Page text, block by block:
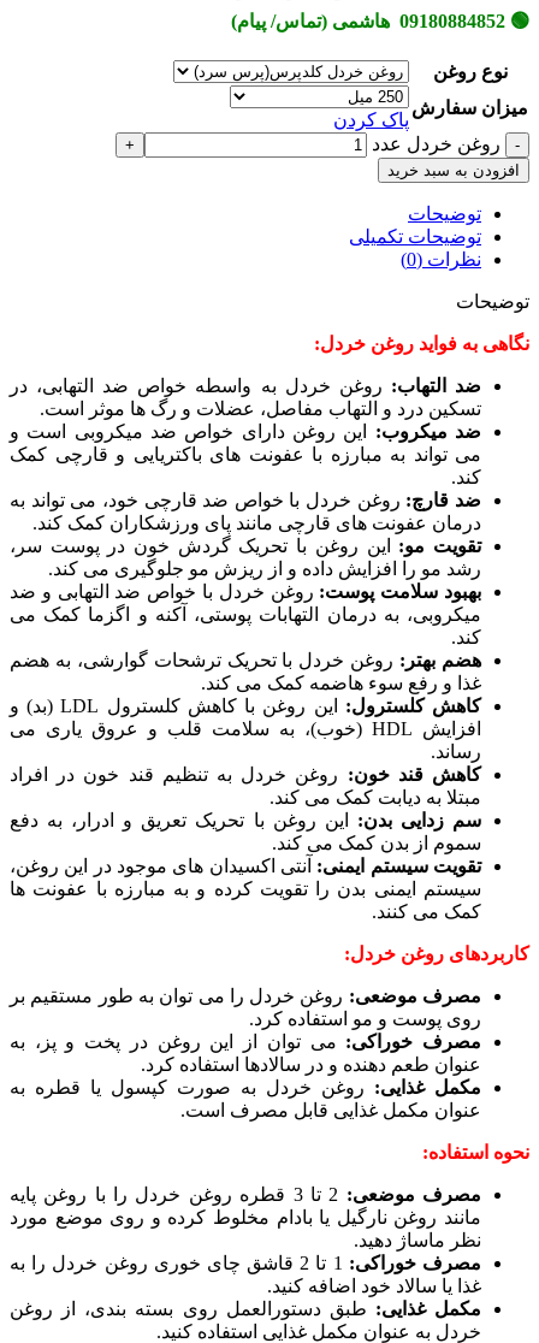
🟢 09180884852 هاشمی (تماس/ پیام)
نوع روغن
میزان سفارش
پاک کردن
روغن خردل عدد
افزودن به سبد خرید
توضیحات
توضیحات تکمیلی
نظرات (0)
توضیحات
نگاهی به فواید روغن خردل:
ضد التهاب: روغن خردل به واسطه خواص ضد التهابی، در
تسکین درد و التهاب مفاصل، عضلات و رگ ها موثر است.
ضد میکروب: این روغن دارای خواص ضد میکروبی است و
می تواند به مبارزه با عفونت های باکتریایی و قارچی کمک
کند.
ضد قارچ: روغن خردل با خواص ضد قارچی خود، می تواند به
درمان عفونت های قارچی مانند پای ورزشکاران کمک کند.
تقویت مو: این روغن با تحریک گردش خون در پوست سر،
رشد مو را افزایش داده و از ریزش مو جلوگیری می کند.
بهبود سلامت پوست: روغن خردل با خواص ضد التهابی و ضد
میکروبی، به درمان التهابات پوستی، آکنه و اگزما کمک می
کند.
هضم بهتر: روغن خردل با تحریک ترشحات گوارشی، به هضم
غذا و رفع سوء هاضمه کمک می کند.
کاهش کلسترول:
این روغن با کاهش کلسترول LDL (بد) و
افزایش HDL (خوب)، به سلامت قلب و عروق یاری می
رساند.
کاهش قند خون: روغن خردل به تنظیم قند خون در افراد
مبتلا به دیابت کمک می کند.
سم زدایی بدن: این روغن با تحریک تعریق و ادرار، به دفع
سموم از بدن کمک می کند.
تقویت سیستم ایمنی: آنتی اکسیدان های موجود در این روغن،
سیستم ایمنی بدن را تقویت کرده و به مبارزه با عفونت ها
کمک می کنند.
کاربردهای روغن خردل:
مصرف موضعی: روغن خردل را می توان به طور مستقیم بر
روی پوست و مو استفاده کرد.
مصرف خوراکی: می توان از این روغن در پخت و پز، به
عنوان طعم دهنده و در سالادها استفاده کرد.
مکمل غذایی: روغن خردل به صورت کپسول یا قطره به
عنوان مکمل غذایی قابل مصرف است.
نحوه استفاده:
مصرف موضعی:
2 تا 3 قطره روغن خردل را با روغن پایه
مانند روغن نارگیل یا بادام مخلوط کرده و روی موضع مورد
نظر ماساژ دهید.
مصرف خوراکی:
1 تا 2 قاشق چای خوری روغن خردل را به
غذا یا سالاد خود اضافه کنید.
مکمل غذایی: طبق دستورالعمل روی بسته بندی، از روغن
خردل به عنوان مکمل غذایی استفاده کنید.